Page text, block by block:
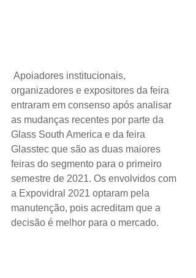
Apoiadores institucionais,
organizadores e expositores da feira
entraram em consenso após analisar
as mudanças recentes por parte da
Glass South America e da feira
Glasstec que são as duas maiores
feiras do segmento para o primeiro
semestre de 2021. Os envolvidos com
a Expovidral 2021 optaram pela
manutenção, pois acreditam que a
decisão é melhor para o mercado.